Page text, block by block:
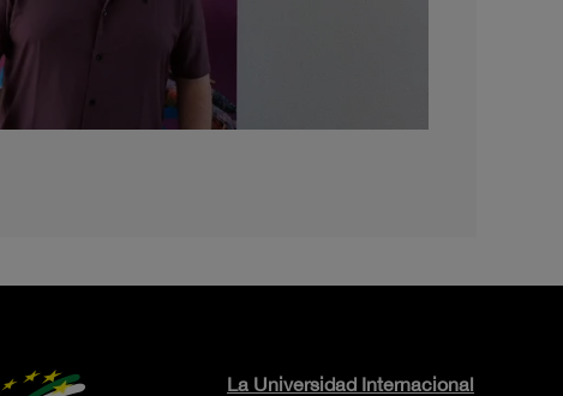
La Universidad Internacional